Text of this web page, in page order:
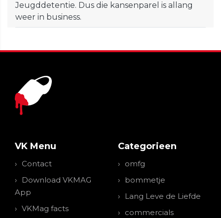
Jeugddetentie. Dus die kansenparel is allang
weer in business.
VK Menu
Contact
Download VKMAG
App
VKMag facts
Categorieen
omfg
bommetje
Lang Leve de Liefde
commercials